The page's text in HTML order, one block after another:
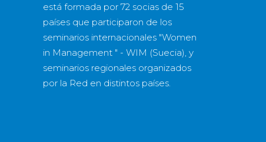
está formada por 72 sociasde 15
paísesque participaron de los
seminarios internacionales "Women
in Management " - WIM (Suecia), y
seminarios regionales organizados
por la Red en distintos países.